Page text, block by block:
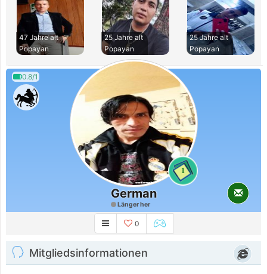
47 Jahre alt
Popayan
25 Jahre alt
Popayan
25 Jahre alt
Popayan
0.8/1
1
German
Länger her
0
Mitgliedsinformationen